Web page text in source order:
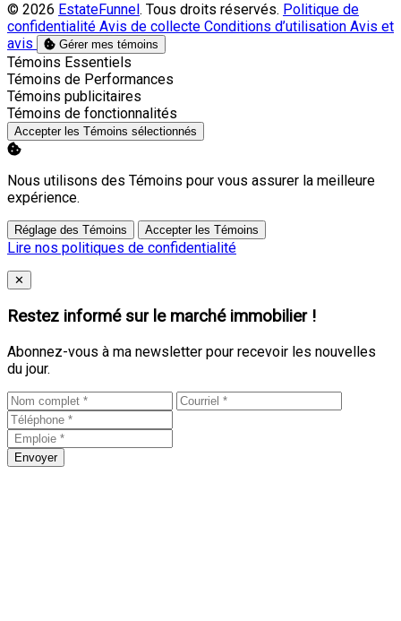
© 2026 EstateFunnel. Tous droits réservés. Politique de
confidentialité Avis de collecte Conditions d’utilisation Avis et
avis
Gérer mes témoins
Activer
Témoins Essentiels
Activer
Témoins de Performances
Activer
Témoins publicitaires
Activer
Témoins de fonctionnalités
Accepter les Témoins sélectionnés
Nous utilisons des Témoins pour vous assurer la meilleure
expérience.
Réglage des Témoins Accepter les Témoins
Lire nos politiques de confidentialité
Close
✕
Restez informé sur le marché immobilier !
Abonnez-vous à ma newsletter pour recevoir les nouvelles
du jour.
Envoyer